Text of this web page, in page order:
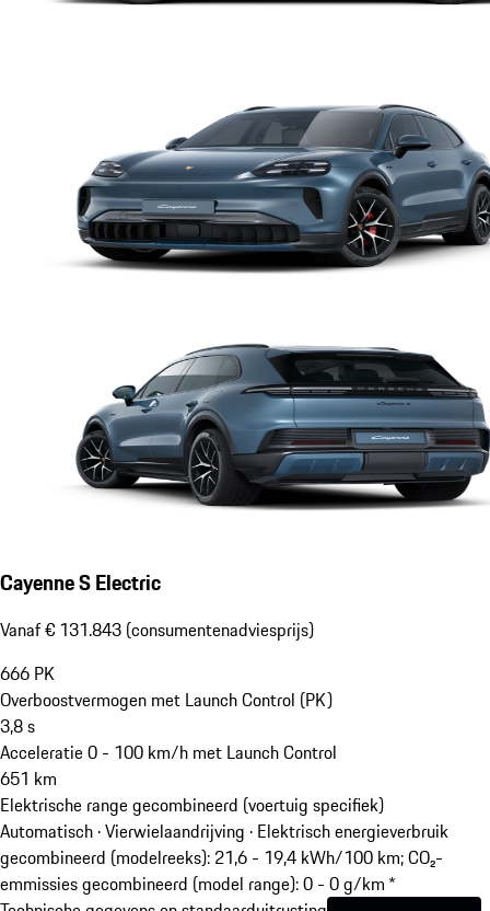
Cayenne S Electric
Vanaf € 131.843 (consumentenadviesprijs)
666 PK
Overboostvermogen met Launch Control (PK)
3,8s
Acceleratie 0 - 100 km/h met Launch Control
651 km
Elektrische range gecombineerd (voertuig specifiek)
Automatisch · Vierwielaandrijving · Elektrisch energieverbruik
gecombineerd (modelreeks): 21,6 - 19,4 kWh/100 km; CO₂-
emmissies gecombineerd (model range): 0 - 0 g/km *